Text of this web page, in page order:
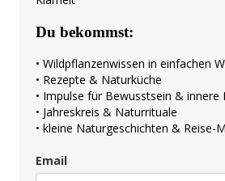
Du bekommst:
• Wildpflanzenwissen in einfachen
• Rezepte & Naturküche
• Impulse für Bewusstsein & innere
• Jahreskreis & Naturrituale
• kleine Naturgeschichten & Reise-
Email